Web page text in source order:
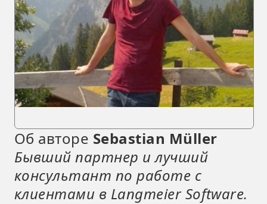
Об авторе Sebastian Müller
Бывший партнер и лучший
консультант по работе с
клиентами в Langmeier Software.